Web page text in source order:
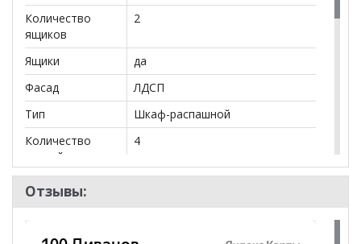
Количество
ящиков
2
Ящики
да
Фасад
ЛДСП
Тип
Шкаф-распашной
Количество
дверей
4
Количество
полок
Отзывы: